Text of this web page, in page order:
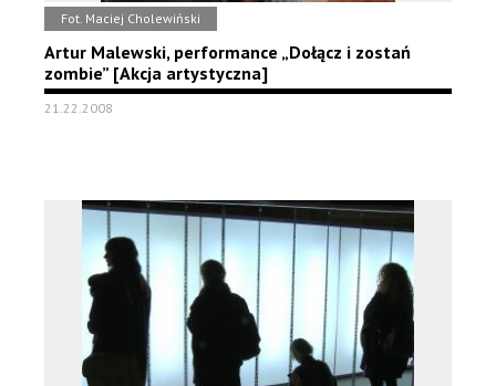
Fot. Maciej Cholewiński
Artur Malewski, performance „Dołącz i zostań
zombie” [Akcja artystyczna]
21.22.2008